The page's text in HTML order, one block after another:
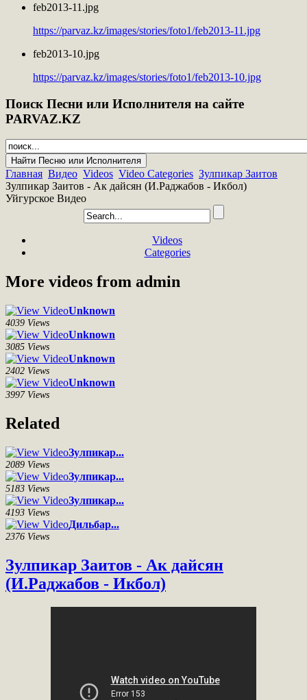
feb2013-11.jpg
https://parvaz.kz/images/stories/foto1/feb2013-11.jpg
feb2013-10.jpg
https://parvaz.kz/images/stories/foto1/feb2013-10.jpg
Поиск Песни или Исполнителя на сайте
PARVAZ.KZ
Главная Видео Videos Video Categories Зулпикар Заитов
Зулпикар Заитов - Ак дайсян (И.Раджабов - Икбол)
Уйгурское Видео
Videos
Categories
More videos from admin
Unknown
4039 Views
Unknown
3085 Views
Unknown
2402 Views
Unknown
3997 Views
Related
Зулпикар...
2089 Views
Зулпикар...
5183 Views
Зулпикар...
4193 Views
Дильбар...
2376 Views
Зулпикар Заитов - Ак дайсян
(И.Раджабов - Икбол)